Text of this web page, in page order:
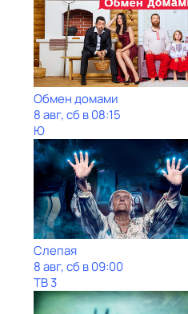
Обмен домами
8 авг, сб в 08:15
Ю
Слепая
8 авг, сб в 09:00
ТВ 3